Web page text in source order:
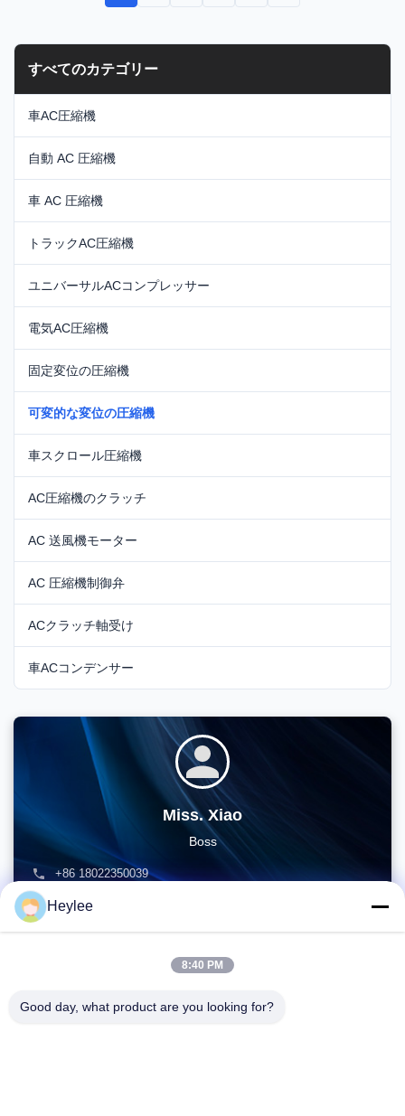
すべてのカテゴリー
車AC圧縮機
自動 AC 圧縮機
車 AC 圧縮機
トラックAC圧縮機
ユニバーサルACコンプレッサー
電気AC圧縮機
固定変位の圧縮機
可変的な変位の圧縮機
車スクロール圧縮機
AC圧縮機のクラッチ
AC 送風機モーター
AC 圧縮機制御弁
ACクラッチ軸受け
車ACコンデンサー
Miss. Xiao
Boss
+86 18022350039
admin@gzweixing.com
Heylee
8:40 PM
Good day, what product are you looking for?